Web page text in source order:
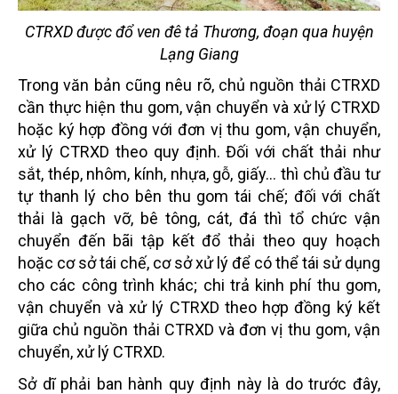
CTRXD được đổ ven đê tả Thương, đoạn qua huyện
Lạng Giang
Trong văn bản cũng nêu rõ, chủ nguồn thải CTRXD
cần thực hiện thu gom, vận chuyển và xử lý CTRXD
hoặc ký hợp đồng với đơn vị thu gom, vận chuyển,
xử lý CTRXD theo quy định. Đối với chất thải như
sắt, thép, nhôm, kính, nhựa, gỗ, giấy... thì chủ đầu tư
tự thanh lý cho bên thu gom tái chế; đối với chất
thải là gạch vỡ, bê tông, cát, đá thì tổ chức vận
chuyển đến bãi tập kết đổ thải theo quy hoạch
hoặc cơ sở tái chế, cơ sở xử lý để có thể tái sử dụng
cho các công trình khác; chi trả kinh phí thu gom,
vận chuyển và xử lý CTRXD theo hợp đồng ký kết
giữa chủ nguồn thải CTRXD và đơn vị thu gom, vận
chuyển, xử lý CTRXD.
Sở dĩ phải ban hành quy định này là do trước đây,